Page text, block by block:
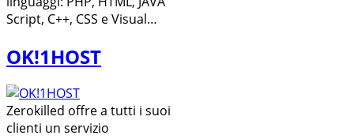
Script, C++, CSS e Visual…
OK!1HOST
Zerokilled offre a tutti i suoi
clienti un servizio